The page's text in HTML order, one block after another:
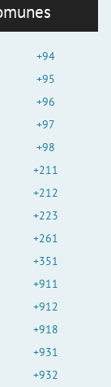
+94
+95
+96
+97
+98
+211
+212
+223
+261
+351
+911
+912
+918
+931
+932